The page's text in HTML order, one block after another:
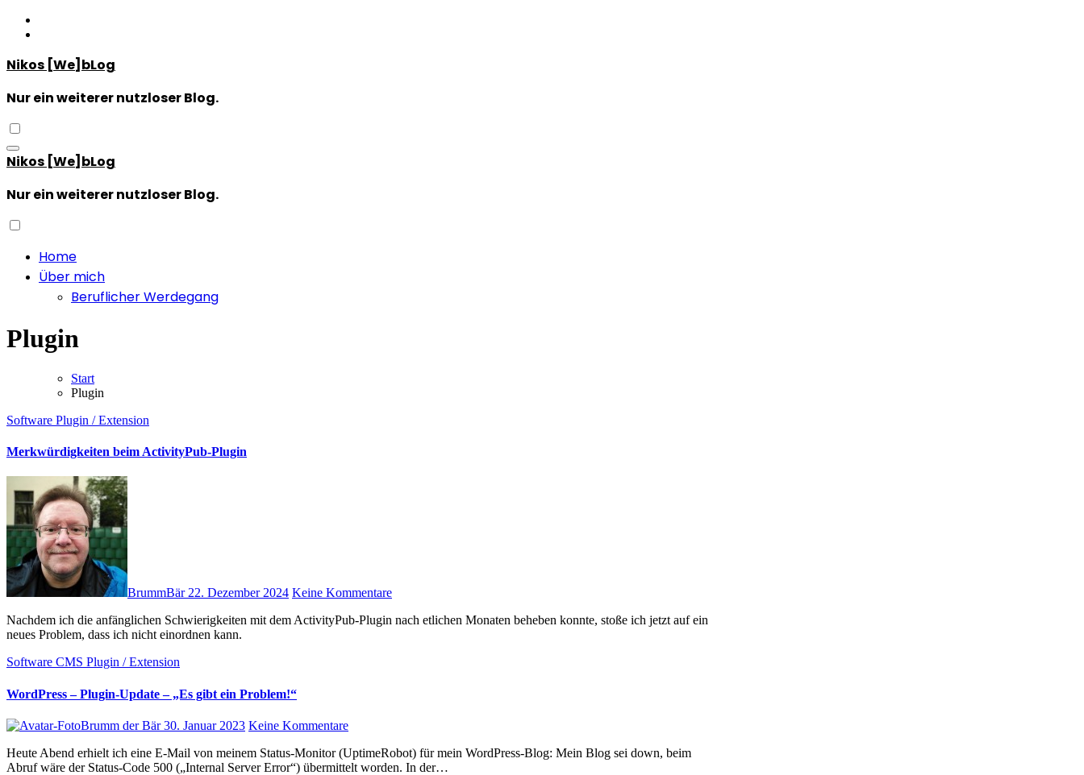
Zum
Inhalt
Nikos [We]bLog
Nur ein weiterer nutzloser Blog.
Nikos [We]bLog
Nur ein weiterer nutzloser Blog.
Home
Über mich
Beruflicher Werdegang
Plugin
Start
Plugin
Software Plugin / Extension
Merkwürdigkeiten beim ActivityPub-Plugin
BrummBär22. Dezember 2024 Keine Kommentare
Nachdem ich die anfänglichen Schwierigkeiten mit dem ActivityPub-Plugin nach etlichen Monaten beheben konnte, stoße ich jetzt auf ein
neues Problem, dass ich nicht einordnen kann.
Software CMS Plugin / Extension
WordPress – Plugin-Update – „Es gibt ein Problem!“
Brumm der Bär30. Januar 2023 Keine Kommentare
Heute Abend erhielt ich eine E-Mail von meinem Status-Monitor (UptimeRobot) für mein WordPress-Blog: Mein Blog sei down, beim
Abruf wäre der Status-Code 500 („Internal Server Error“) übermittelt worden. In der…